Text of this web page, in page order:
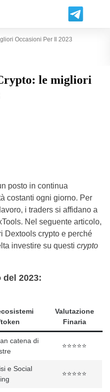
Occasioni Per Il 2023
le migliori
posto in continua
costanti ogni giorno. Per
i traders si affidano a
Nel seguente articolo,
Dextools crypto e perché
investire su questi crypto
2023:
Valutazione
Finaria
catena di
⭐⭐⭐⭐⭐
e Social
⭐⭐⭐⭐⭐